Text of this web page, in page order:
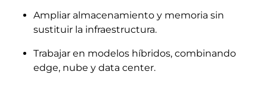
Ampliar almacenamiento y memoria sin
sustituir la infraestructura.
Trabajar en modelos híbridos, combinando
edge, nube y data center.